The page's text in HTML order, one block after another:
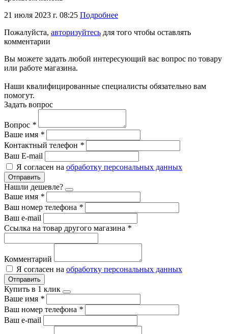
21 июля 2023 г. 08:25 Подробнее
Пожалуйста, авторизуйтесь для того чтобы оставлять
комментарии
Вы можете задать любой интересующий вас вопрос по товару
или работе магазина.
Наши квалифицированные специалисты обязательно вам
помогут.
Задать вопрос
Вопрос *
Ваше имя *
Контактный телефон *
Ваш E-mail
Я согласен на обработку персональных данных
Отправить
Нашли дешевле?
Ваше имя *
Ваш номер телефона *
Ваш e-mail
Ссылка на товар другого магазина *
Комментарий
Я согласен на обработку персональных данных
Отправить
Купить в 1 клик
Ваше имя *
Ваш номер телефона *
Ваш e-mail